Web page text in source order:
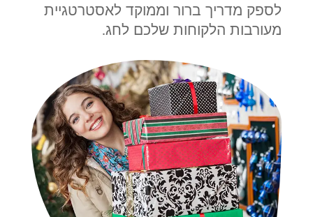
לספק מדריך ברור וממוקד לאסטרטגיית
מעורבות הלקוחות שלכם לחג.